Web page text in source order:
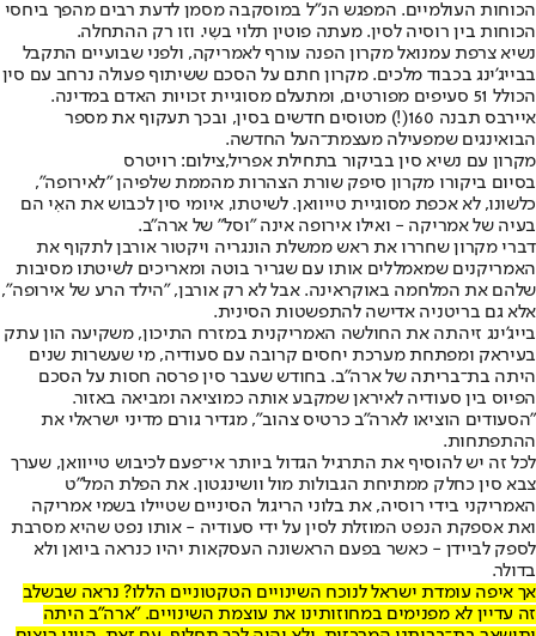
הכוחות העולמיים. המפגש הנ"ל במוסקבה מסמן לדעת רבים מהפך ביחסי
הכוחות בין רוסיה לסין. מעתה פוטין תלוי בשִי. וזו רק ההתחלה.
נשיא צרפת עמנואל מקרון הפנה עורף לאמריקה, ולפני שבועיים התקבל
בבייג'ינג בכבוד מלכים. מקרון חתם על הסכם ששיתוף פעולה נרחב עם סין
הכולל 51 סעיפים מפורטים, ומתעלם מסוגיית זכויות האדם במדינה.
איירבס תבנה 160(!) מטוסים חדשים בסין, ובכך תעקוף את מספר
הבואינגים שמפעילה מעצמת־העל החדשה.
מקרון עם נשיא סין בביקור בתחילת אפריל,צילום: רויטרס
בסיום ביקורו מקרון סיפק שורת הצהרות מהממת שלפיהן "לאירופה",
כלשונו, לא אכפת מסוגיית טייוואן. לשיטתו, איומי סין לכבוש את האִי הם
בעיה של אמריקה - ואילו אירופה אינה "וסל" של ארה"ב.
דברי מקרון שחררו את ראש ממשלת הונגריה ויקטור אורבן לתקוף את
האמריקנים שמאמללים אותו עם שגריר בוטה ומאריכים לשיטתו מסיבות
שלהם את המלחמה באוקראינה. אבל לא רק אורבן, "הילד הרע של אירופה",
אלא גם בריטניה אדישה להתפשטות הסינית.
בייג'ינג זיהתה את החולשה האמריקנית במזרח התיכון, משקיעה הון עתק
בעיראק ומפתחת מערכת יחסים קרובה עם סעודיה, מי שעשרות שנים
היתה בת־בריתה של ארה"ב. בחודש שעבר סין פרסה חסות על הסכם
הפיוס בין סעודיה לאיראן שמקבע אותה כמוציאה ומביאה באזור.
"הסעודים הוציאו לארה"ב כרטיס צהוב", מגדיר גורם מדיני ישראלי את
ההתפתחות.
לכל זה יש להוסיף את התרגיל הגדול ביותר אי־פעם לכיבוש טייוואן, שערך
צבא סין כחלק ממתיחת הגבולות מול וושינגטון. את הפלת המל"ט
האמריקני בידי רוסיה, את בלוני הריגול הסיניים שטיילו בשמי אמריקה
ואת אספקת הנפט המוזלת לסין על ידי סעודיה - אותו נפט שהיא מסרבת
לספק לביידן - כאשר בפעם הראשונה העסקאות יהיו כנראה ביואן ולא
בדולר.
אך איפה עומדת ישראל לנוכח השינויים הטקטוניים הללו? נראה שבשלב
זה עדיין לא מפנימים במחוזותינו את עוצמת השינויים. "ארה"ב היתה